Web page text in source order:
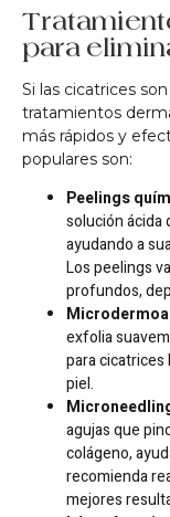
para
Si las cicatrices
tratamientos
más rápidos y
populares son:
Peelings
solución ácida
ayudando a
Los peelings
profundos,
exfolia
para cicatrices
piel.
agujas que
colágeno,
recomienda
mejores